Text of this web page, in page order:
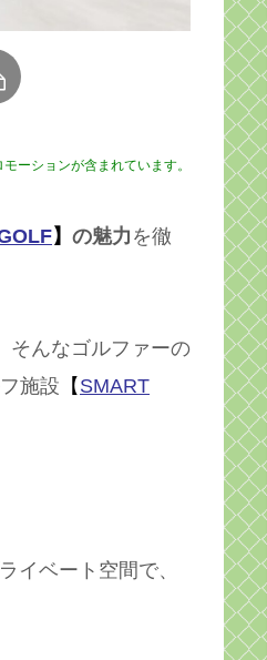
ーションが含まれています。
】 の魅力 を徹
そんなゴルファーの
施設 【 SMART
イベート空間で、